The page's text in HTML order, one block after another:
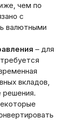
чем по
с
валютными
– для
вкладов,
решения.